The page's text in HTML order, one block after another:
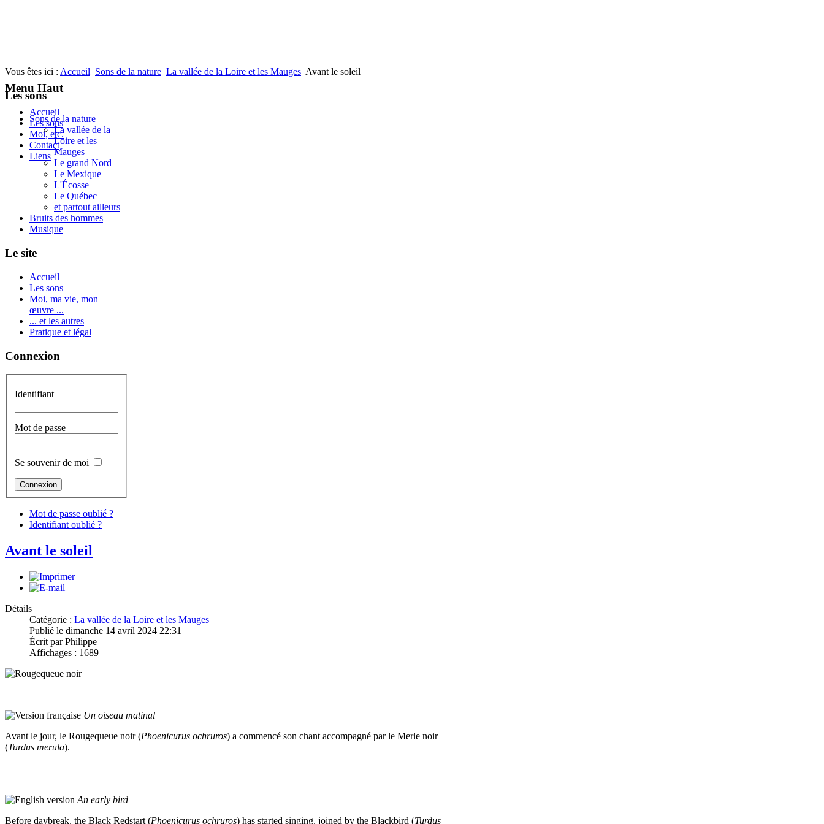
Menu Haut
Accueil
Les sons
Moi, etc.
Contact
Liens
Vous êtes ici : Accueil Sons de la nature La vallée de la Loire et les Mauges Avant le soleil
Les sons
Sons de la nature
La vallée de la
Loire et les
Mauges
Le grand Nord
Le Mexique
L'Écosse
Le Québec
et partout ailleurs
Bruits des hommes
Musique
Le site
Accueil
Les sons
Moi, ma vie, mon
œuvre ...
... et les autres
Pratique et légal
Connexion
Identifiant
Mot de passe
Se souvenir de moi
Mot de passe oublié ?
Identifiant oublié ?
Avant le soleil
Détails
Catégorie : La vallée de la Loire et les Mauges
Publié le dimanche 14 avril 2024 22:31
Écrit par Philippe
Affichages : 1689
Un oiseau matinal
Avant le jour, le Rougequeue noir (Phoenicurus ochruros) a commencé son chant accompagné par le Merle noir
(Turdus merula).
An early bird
Before daybreak, the Black Redstart (Phoenicurus ochruros) has started singing, joined by the Blackbird (Turdus